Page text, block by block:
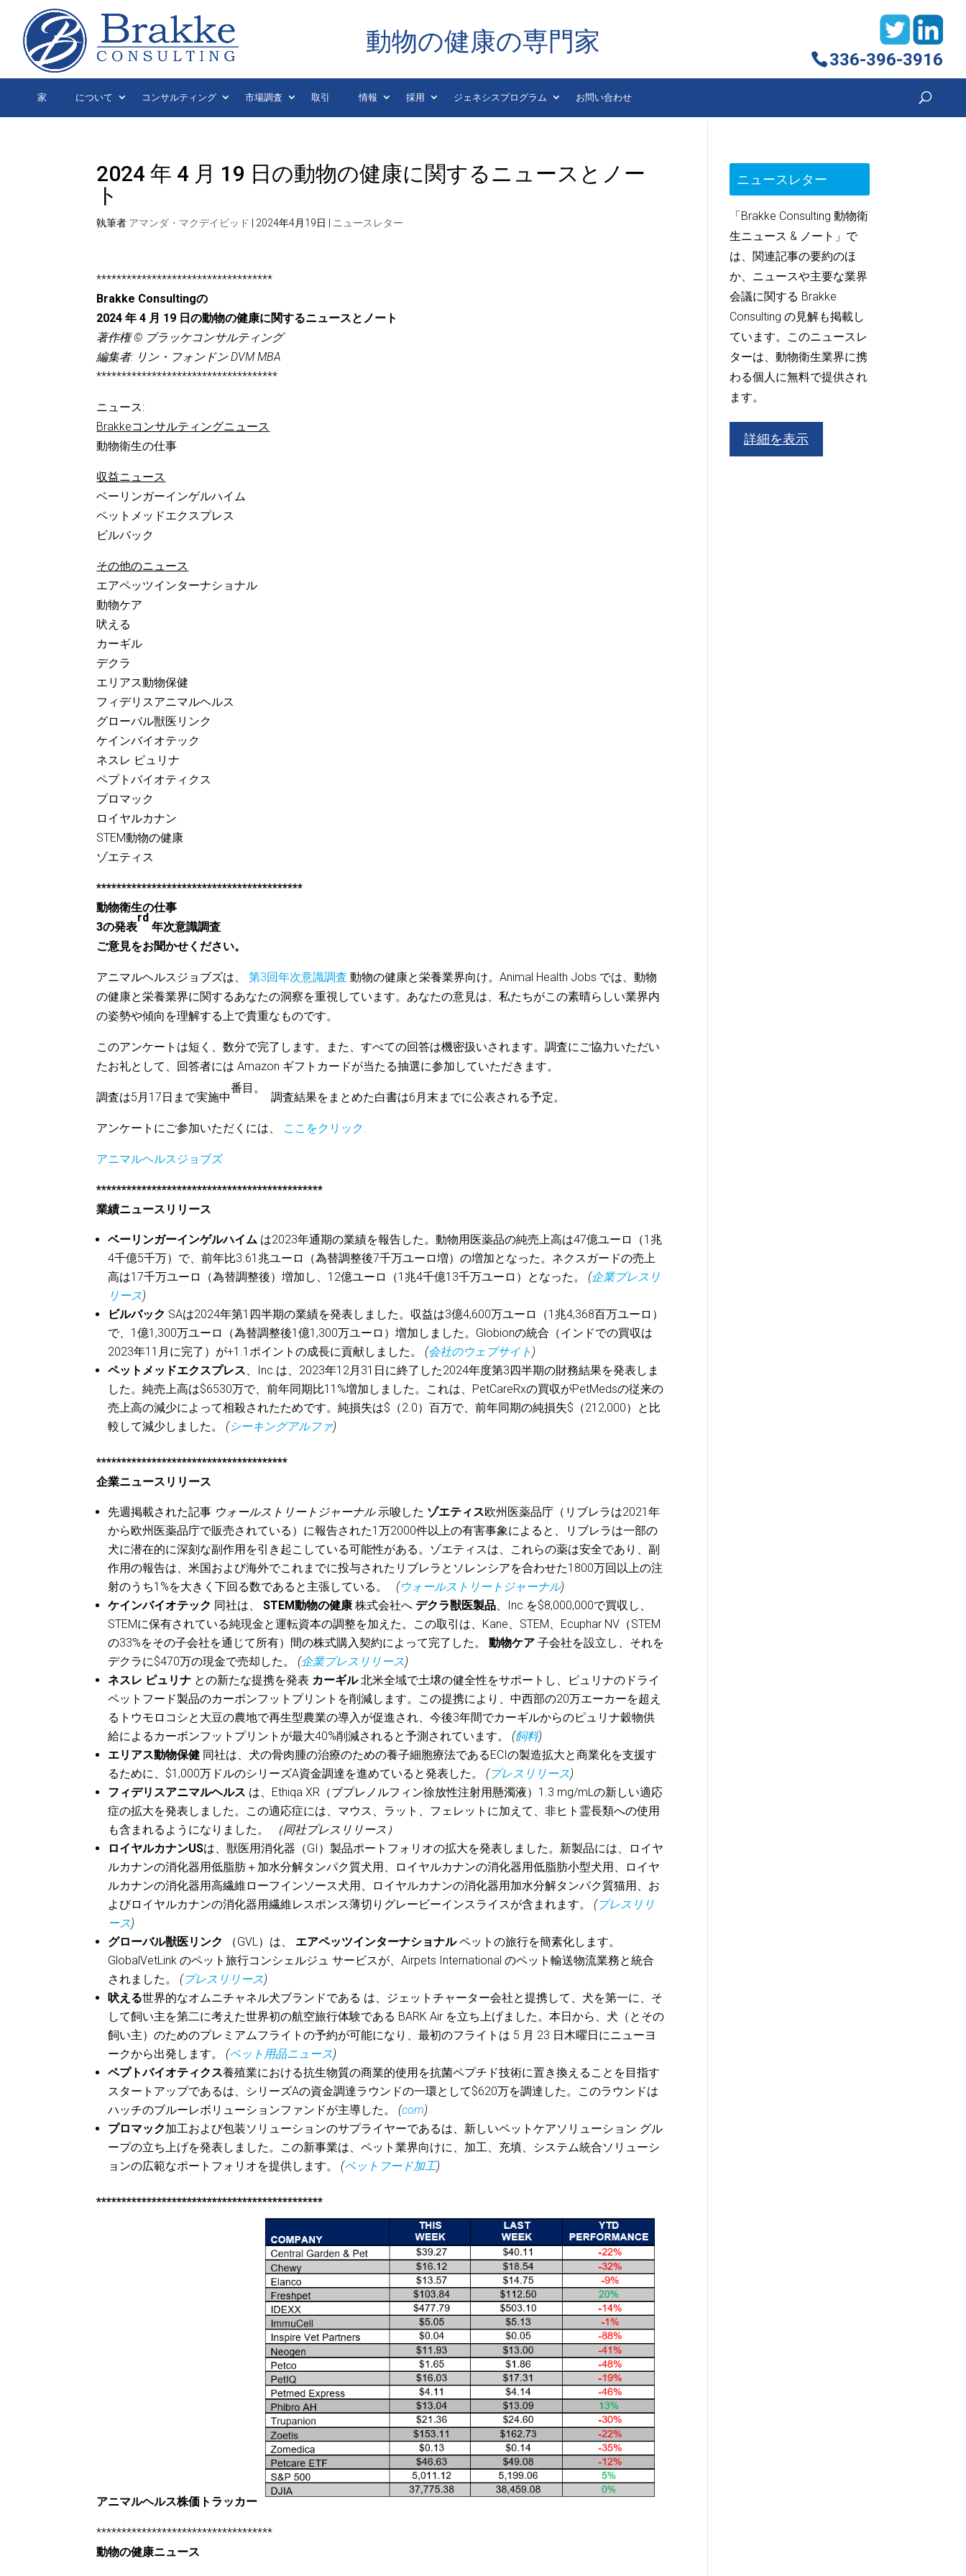
動物の健康の専門家
336-396-3916
家 について コンサルティング 市場調査 取引 情報 採用 ジェネシスプログラム お問い合わせ
2024 年 4 月 19 日の動物の健康に関するニュースとノー
ト
執筆者 アマンダ・マクデイビッド 2024年4月19日 ニュースレター
***********************************
Brakke Consultingの
2024 年 4 月 19 日の動物の健康に関するニュースとノート
著作権 © ブラッケコンサルティング
編集者: リン・フォンドン DVM MBA
************************************
ニュース:
Brakkeコンサルティングニュース
動物衛生の仕事
収益ニュース
ベーリンガーインゲルハイム
ペットメッドエクスプレス
ビルバック
その他のニュース
エアペッツインターナショナル
動物ケア
吠える
カーギル
デクラ
エリアス動物保健
フィデリスアニマルヘルス
グローバル獣医リンク
ケインバイオテック
ネスレ ピュリナ
ペプトバイオティクス
プロマック
ロイヤルカナン
STEM動物の健康
ゾエティス
*****************************************
動物衛生の仕事
3の発表
rd
年次意識調査
ご意見をお聞かせください。
アニマルヘルスジョブズは、第3回年次意識調査 動物の健康と栄養業界向け。Animal Health Jobs では、動物
の健康と栄養業界に関するあなたの洞察を重視しています。あなたの意見は、私たちがこの素晴らしい業界内
の姿勢や傾向を理解する上で貴重なものです。
このアンケートは短く、数分で完了します。また、すべての回答は機密扱いされます。調査にご協力いただい
たお礼として、回答者には Amazon ギフトカードが当たる抽選に参加していただきます。
調査は5月17日まで実施中
番目。
調査結果をまとめた白書は6月末までに公表される予定。
アンケートにご参加いただくには、 ここをクリック.
アニマルヘルスジョブズ
*********************************************
業績ニュースリリース
ベーリンガーインゲルハイム は2023年通期の業績を報告した。動物用医薬品の純売上高は47億ユーロ（1兆
4千億5千万）で、前年比3.61兆ユーロ（為替調整後7千万ユーロ増）の増加となった。ネクスガードの売上
高は17千万ユーロ（為替調整後）増加し、12億ユーロ（1兆4千億13千万ユーロ）となった。 (企業プレスリ
リース)
ビルバック SAは2024年第1四半期の業績を発表しました。収益は3億4,600万ユーロ（1兆4,368百万ユーロ）
で、1億1,300万ユーロ（為替調整後1億1,300万ユーロ）増加しました。Globionの統合（インドでの買収は
2023年11月に完了）が+1.1ポイントの成長に貢献しました。 (会社のウェブサイト )
ペットメッドエクスプレス、Inc.は、2023年12月31日に終了した2024年度第3四半期の財務結果を発表しま
した。純売上高は$6530万で、前年同期比11%増加しました。これは、PetCareRxの買収がPetMedsの従来の
売上高の減少によって相殺されたためです。純損失は$（2.0）百万で、前年同期の純損失$（212,000）と比
較して減少しました。 (シーキングアルファ)
**************************************
企業ニュースリリース
先週掲載された記事 ウォールストリートジャーナル示唆した ゾエティス欧州医薬品庁（リブレラは2021年
から欧州医薬品庁で販売されている）に報告された1万2000件以上の有害事象によると、リブレラは一部の
犬に潜在的に深刻な副作用を引き起こしている可能性がある。ゾエティスは、これらの薬は安全であり、副
作用の報告は、米国および海外でこれまでに投与されたリブレラとソレンシアを合わせた1800万回以上の注
射のうち1%を大きく下回る数であると主張している。 (ウォールストリートジャーナル)
ケインバイオテック 同社は、STEM動物の健康株式会社へデクラ獣医製品、Inc.を$8,000,000で買収し、
STEMに保有されている純現金と運転資本の調整を加えた。この取引は、Kane、STEM、Ecuphar NV（STEM
の33%をその子会社を通じて所有）間の株式購入契約によって完了した。動物ケア子会社を設立し、それを
デクラに$470万の現金で売却した。 (企業プレスリリース)
ネスレ ピュリナ との新たな提携を発表 カーギル北米全域で土壌の健全性をサポートし、ピュリナのドライ
ペットフード製品のカーボンフットプリントを削減します。この提携により、中西部の20万エーカーを超え
るトウモロコシと大豆の農地で再生型農業の導入が促進され、今後3年間でカーギルからのピュリナ穀物供
給によるカーボンフットプリントが最大40%削減されると予測されています。
(飼料)
エリアス動物保健 同社は、犬の骨肉腫の治療のための養子細胞療法であるECIの製造拡大と商業化を支援す
るために、$1,000万ドルのシリーズA資金調達を進めていると発表した。 (プレスリリース)
フィデリスアニマルヘルス は、Ethiqa XR（ブプレノルフィン徐放性注射用懸濁液）1.3 mg/mLの新しい適応
症の拡大を発表しました。この適応症には、マウス、ラット、フェレットに加えて、非ヒト霊長類への使用
も含まれるようになりました。
（同社プレスリリース）
ロイヤルカナンUSは、獣医用消化器（GI）製品ポートフォリオの拡大を発表しました。新製品には、ロイヤ
ルカナンの消化器用低脂肪＋加水分解タンパク質犬用、ロイヤルカナンの消化器用低脂肪小型犬用、ロイヤ
ルカナンの消化器用高繊維ローフインソース犬用、ロイヤルカナンの消化器用加水分解タンパク質猫用、お
よびロイヤルカナンの消化器用繊維レスポンス薄切りグレービーインスライスが含まれます。
(プレスリリ
ース)
グローバル獣医リンク
（GVL）は、 エアペッツインターナショナルペットの旅行を簡素化します。
GlobalVetLink のペット旅行コンシェルジュ サービスが、Airpets International のペット輸送物流業務と統合
されました。
(プレスリリース)
吠える世界的なオムニチャネル犬ブランドである は、ジェットチャーター会社と提携して、犬を第一に、そ
して飼い主を第二に考えた世界初の航空旅行体験である BARK Air を立ち上げました。本日から、犬（とその
飼い主）のためのプレミアムフライトの予約が可能になり、最初のフライトは 5 月 23 日木曜日にニューヨ
ークから出発します。 (ペット用品ニュース)
ペプトバイオティクス養殖業における抗生物質の商業的使用を抗菌ペプチド技術に置き換えることを目指す
スタートアップであるは、シリーズAの資金調達ラウンドの一環として$620万を調達した。このラウンドは
ハッチのブルーレボリューションファンドが主導した。 (com)
プロマック加工および包装ソリューションのサプライヤーであるは、新しいペットケアソリューション グル
ープの立ち上げを発表しました。この新事業は、ペット業界向けに、加工、充填、システム統合ソリューシ
ョンの広範なポートフォリオを提供します。
(ペットフード加工)
*********************************************
アニマルヘルス株価トラッカー
***********************************
動物の健康ニュース
ニュースレター
「Brakke Consulting 動物衛
生ニュース & ノート」で
は、関連記事の要約のほ
か、ニュースや主要な業界
会議に関する Brakke
Consulting の見解も掲載し
ています。このニュースレ
ターは、動物衛生業界に携
わる個人に無料で提供され
ます。
詳細を表示